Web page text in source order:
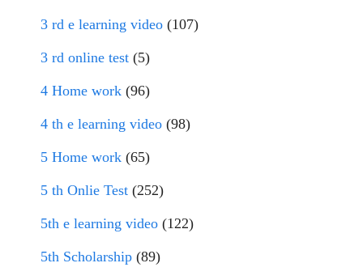
3 rd e learning video (107)
3 rd online test (5)
4 Home work (96)
4 th e learning video (98)
5 Home work (65)
5 th Onlie Test (252)
5th e learning video (122)
5th Scholarship (89)